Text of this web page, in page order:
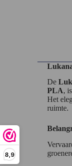
8,9
De
PLA,
Het
ruimte.